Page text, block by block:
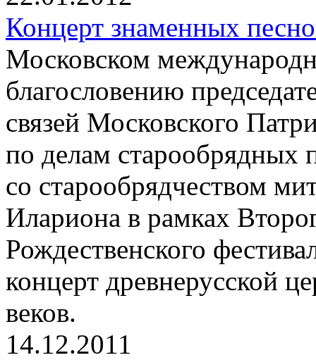
Концерт знаменных
Московском
благословению
связей Московского
по делам старообрядных
со старообрядчеством
Илариона в рамках
Рождественского
концерт древнерусской
веков.
14.12.2011